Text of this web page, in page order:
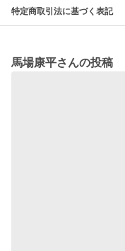
特定商取引法に基づく表記
馬場康平さんの投稿